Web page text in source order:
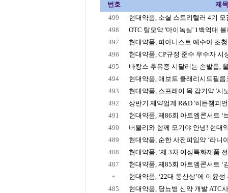
번호
제목
499
현대약품, 소셜 스토리텔러 4기 모
498
OTC 탈모약 '마이녹실' 1백억대
497
현대약품, 피아니스트 예수아 초청
496
현대약품, CP규정 준수 우수자 시
495
바캉스 후유증 시달리는 손발톱,
494
현대약품, 애보트 클래리시드필
493
현대약품, 스프레이 목 감기약 '시
492
상반기 제약업계 R&D '히든챔피
491
현대약품, 제86회 아트엠콘서트 ‘
490
버물리와 함께 모기야 안녕! 현대
489
현대약품, 순한 사전피임약 ‘라니
488
현대약품, ‘제 3차 여성특화제품
487
현대약품, 제85회 아트엠콘서트 ‘
현대약품, ‘22대 동산상’에 이윤
485
현대약품, 당뇨병 신약 개발 ATC